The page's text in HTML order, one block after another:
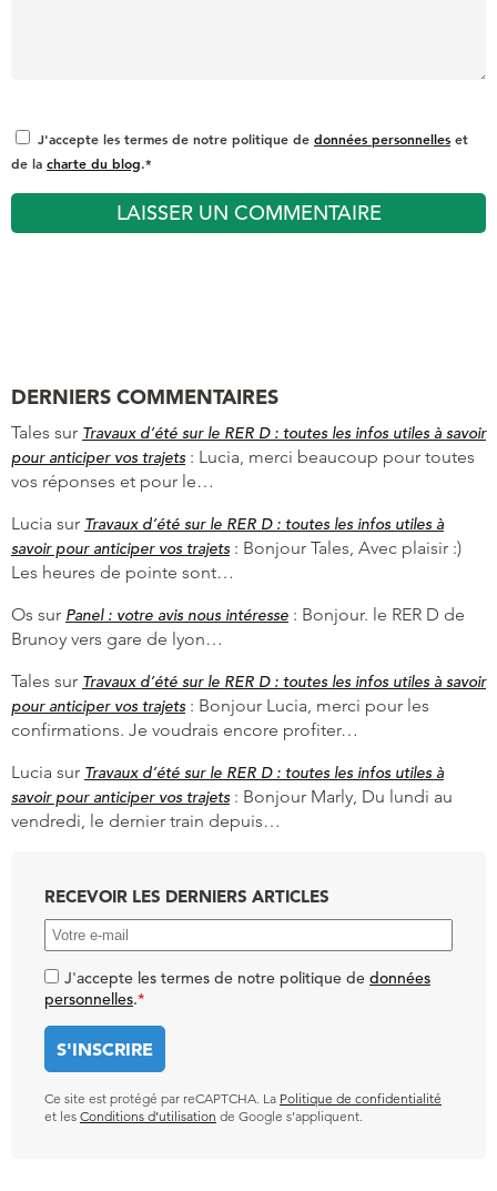
J'accepte les termes de notre politique de données personnelles et
de la charte du blog.*
DERNIERS COMMENTAIRES
Tales sur Travaux d’été sur le RER D : toutes les infos utiles à savoir
pour anticiper vos trajets : Lucia, merci beaucoup pour toutes
vos réponses et pour le…
Lucia sur Travaux d’été sur le RER D : toutes les infos utiles à
savoir pour anticiper vos trajets : Bonjour Tales, Avec plaisir :)
Les heures de pointe sont…
Os sur Panel : votre avis nous intéresse : Bonjour. le RER D de
Brunoy vers gare de lyon…
Tales sur Travaux d’été sur le RER D : toutes les infos utiles à savoir
pour anticiper vos trajets : Bonjour Lucia, merci pour les
confirmations. Je voudrais encore profiter…
Lucia sur Travaux d’été sur le RER D : toutes les infos utiles à
savoir pour anticiper vos trajets : Bonjour Marly, Du lundi au
vendredi, le dernier train depuis…
RECEVOIR LES DERNIERS ARTICLES
J'accepte les termes de notre politique de données
personnelles.*
Ce site est protégé par reCAPTCHA. La Politique de confidentialité
et les Conditions d’utilisation de Google s’appliquent.